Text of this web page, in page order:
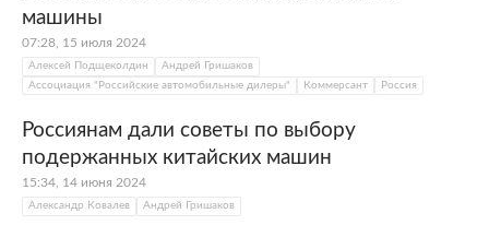
машины
07:28, 15 июля 2024
Алексей Подщеколдин
Андрей Гришаков
Ассоциация "Российские автомобильные дилеры"
Коммерсант Россия
Россиянам дали советы по выбору
подержанных китайских машин
15:34, 14 июня 2024
Александр Ковалев Андрей Гришаков